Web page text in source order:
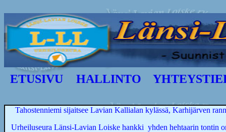
ETUSIVU HALLINTO
Tahostenniemi sijaitsee Lavian Kallialan kylässä, Karhijärven
Urheiluseura Länsi-Lavian Loiske hankki yhden hehtaarin tontin